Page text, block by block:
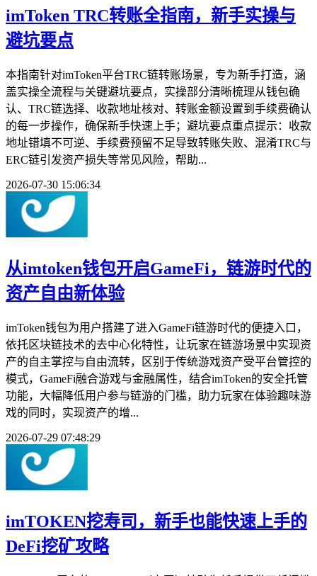
imToken TRC转账全指南，新手实操与
避坑要点
本指南针对imToken平台TRC链转账场景，专为新手打造，涵
盖实操全流程与关键避坑要点，实操部分清晰梳理从钱包确
认、TRC链选择、收款地址核对、转账金额设置到手续费确认
的每一步操作，确保新手快速上手；避坑要点重点提示：收款
地址错填不可逆、手续费预留不足导致转账失败、混淆TRC与
ERC链引发资产损失等常见风险，帮助...
2026-07-30 15:06:34
从imtoken钱包开启GameFi，链游时代的
资产自由新体验
imToken钱包为用户搭建了进入GameFi链游时代的便捷入口，
依托区块链技术的去中心化特性，让玩家在链游场景中实现资
产的自主掌控与自由流转，区别于传统游戏资产受平台管控的
模式，GameFi融合游戏与金融属性，结合imToken的安全托管
功能，大幅降低用户参与链游的门槛，助力玩家在体验趣味游
戏的同时，实现资产的增...
2026-07-29 07:48:29
imTOKEN挖寿司，新手也能快速上手的
DeFi挖矿攻略